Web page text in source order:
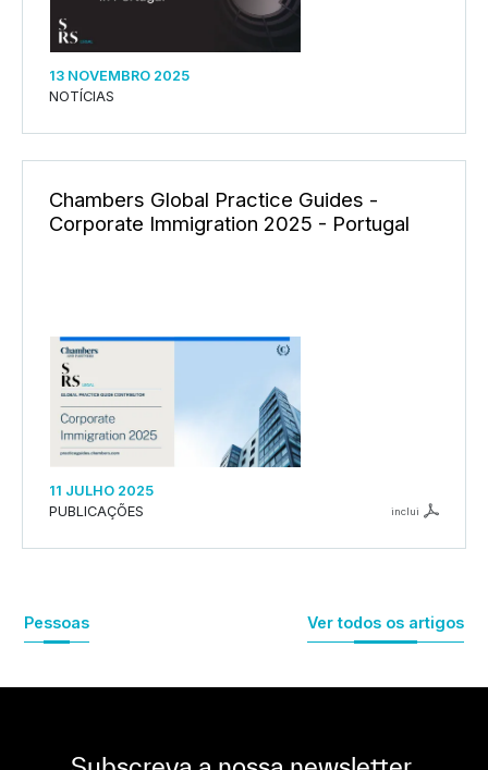
13 NOVEMBRO 2025
NOTÍCIAS
Chambers Global Practice Guides -
Corporate Immigration 2025 - Portugal
11 JULHO 2025
PUBLICAÇÕES
inclui
Pessoas Ver todos os artigos